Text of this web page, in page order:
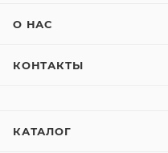
О НАС
КОНТАКТЫ
КАТАЛОГ